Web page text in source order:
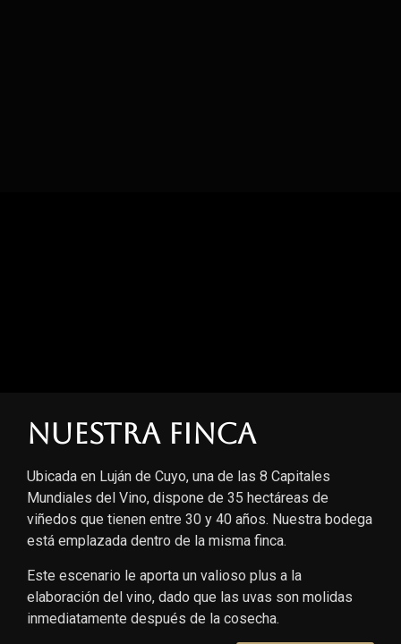
Nuestra finca
Ubicada en Luján de Cuyo, una de las 8 Capitales
Mundiales del Vino, dispone de 35 hectáreas de
viñedos que tienen entre 30 y 40 años. Nuestra bodega
está emplazada dentro de la misma finca.
Este escenario le aporta un valioso plus a la
elaboración del vino, dado que las uvas son molidas
inmediatamente después de la cosecha.